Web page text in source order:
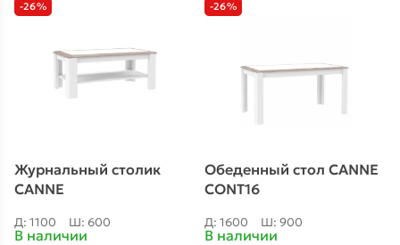
-26%
Журнальный столик
CANNE
Д: 1100 Ш: 600
В наличии
-26%
Обеденный стол CANNE
CONT16
Д: 1600 Ш: 900
В наличии